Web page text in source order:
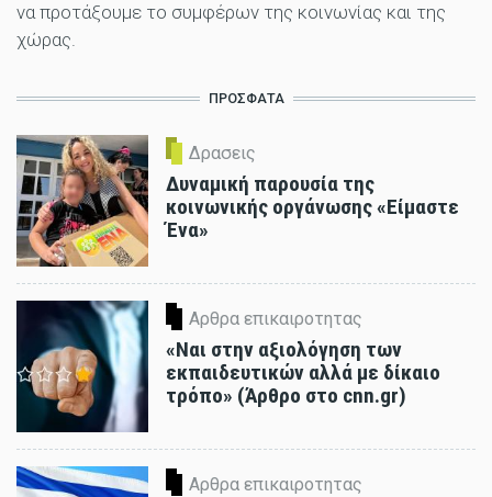
να προτάξουμε το συμφέρων της κοινωνίας και της
χώρας.
ΠΡΟΣΦΑΤΑ
Δρασεις
Δυναμική παρουσία της
κοινωνικής οργάνωσης «Είμαστε
Ένα»
Αρθρα επικαιροτητας
«Ναι στην αξιολόγηση των
εκπαιδευτικών αλλά με δίκαιο
τρόπο» (Άρθρο στο cnn.gr)
Αρθρα επικαιροτητας